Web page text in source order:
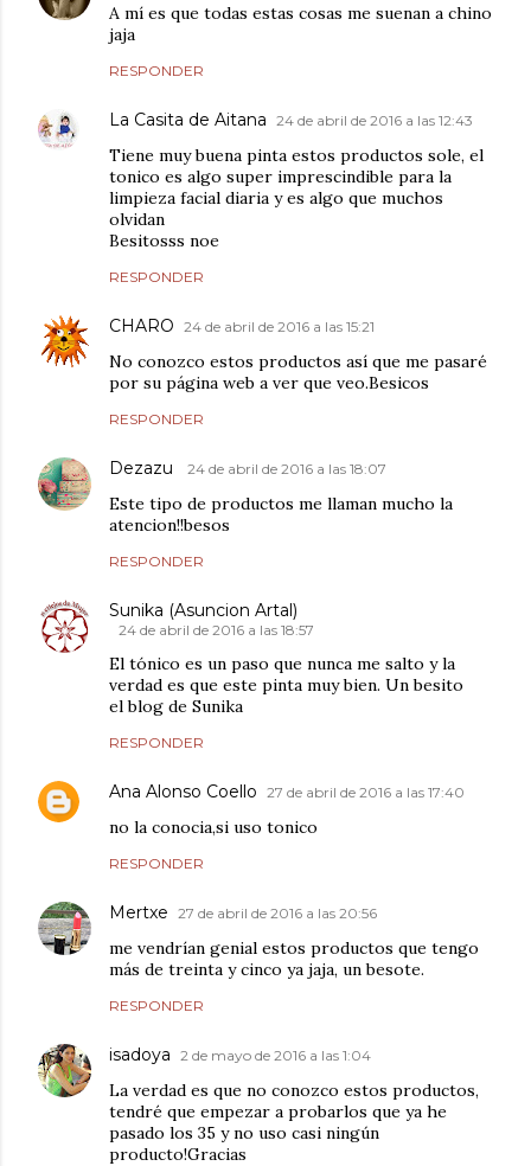
A mí es que todas estas cosas me suenan a chino
jaja
RESPONDER
La Casita de Aitana 24 de abril de 2016 a las 12:43
Tiene muy buena pinta estos productos sole, el
tonico es algo super imprescindible para la
limpieza facial diaria y es algo que muchos
olvidan
Besitosss noe
RESPONDER
CHARO 24 de abril de 2016 a las 15:21
No conozco estos productos así que me pasaré
por su página web a ver que veo.Besicos
RESPONDER
Dezazu 24 de abril de 2016 a las 18:07
Este tipo de productos me llaman mucho la
atencion!!besos
RESPONDER
Sunika (Asuncion Artal)
24 de abril de 2016 a las 18:57
El tónico es un paso que nunca me salto y la
verdad es que este pinta muy bien. Un besito
el blog de Sunika
RESPONDER
Ana Alonso Coello 27 de abril de 2016 a las 17:40
no la conocia,si uso tonico
RESPONDER
Mertxe 27 de abril de 2016 a las 20:56
me vendrían genial estos productos que tengo
más de treinta y cinco ya jaja, un besote.
RESPONDER
isadoya 2 de mayo de 2016 a las 1:04
La verdad es que no conozco estos productos,
tendré que empezar a probarlos que ya he
pasado los 35 y no uso casi ningún
producto!Gracias